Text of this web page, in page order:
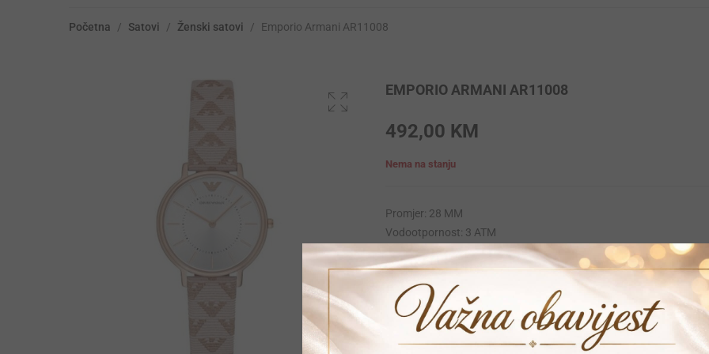
Početna / Satovi / Ženski satovi / Emporio Armani AR11008
EMPORIO ARMANI AR11008
492,00 KM
Nema na stanju
Promjer: 28 MM
Vodootpornost: 3 ATM
Krunica: Obicna
Materijal narukvice: Koza
Materijal kucista: Stainless-steel
Mehanizam: Quartz
Garancija: 24 mjeseca
Vrijeme dostave: 1-2 dana